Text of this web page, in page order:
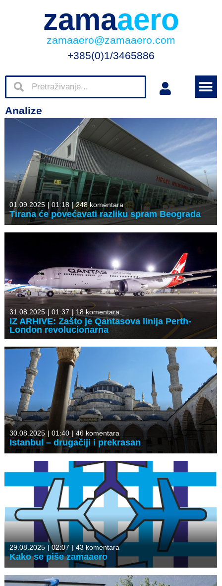
zamaaero
zamaaero@zamaaero.com
+385(0)1/3465886
Analize
01.09.2025 |01:18 |248 komentara
Tirana će povećavati razliku spram Beograda
31.08.2025 | 01:37 | 18 komentara
IZ ARHIVE: Zašto je Qantasova linija Perth-
London revolucionarna
30.08.2025 | 01:40 |46 komentara
Istanbul – drugačiji i prekrasan
29.08.2025 | 02:07 | 43 komentara
Kako se piše zamaaero